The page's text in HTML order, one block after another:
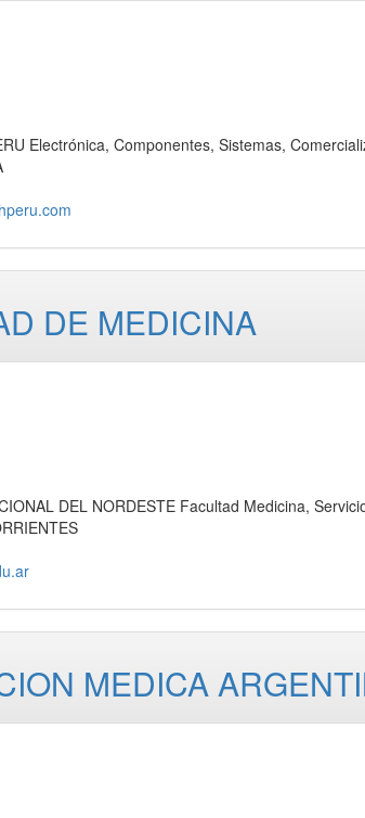
Electrónica, Componentes, Sistemas,
DE MEDICINA
DEL NORDESTE Facultad Medicina,
MEDICA